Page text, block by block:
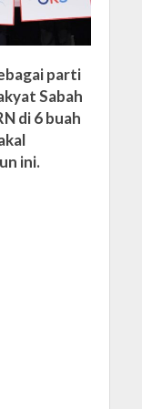
parti
Sabah
di 6 buah
ini.